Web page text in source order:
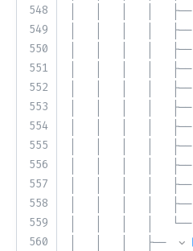
548
549
550
551
552
553
554
555
556
557
558
559
560
│   │   │   │   ├──
│   │   │   │   ├──
│   │   │   │   ├──
│   │   │   │   ├──
│   │   │   │   ├──
│   │   │   │   ├──
│   │   │   │   ├──
│   │   │   │   ├──
│   │   │   │   ├──
│   │   │   │   ├──
│   │   │   │   ├──
│   │   │   │   └──
│   │   │   ├──